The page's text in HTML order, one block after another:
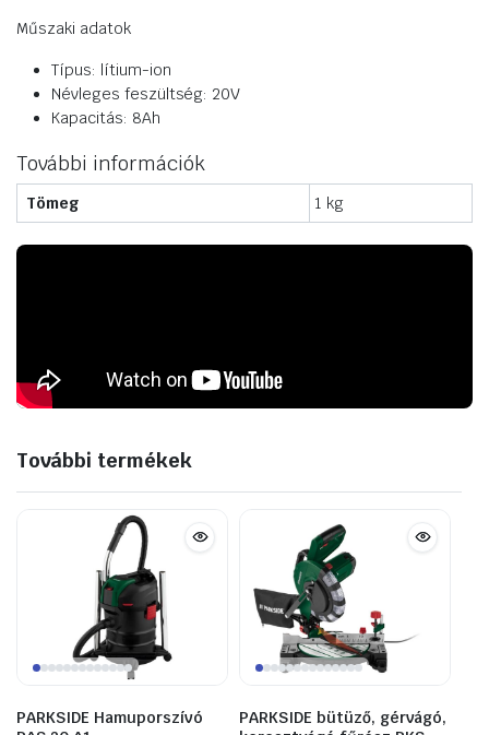
Műszaki adatok
Típus: lítium-ion
Névleges feszültség: 20V
Kapacitás: 8Ah
További információk
Tömeg 1 kg
További termékek
PARKSIDE Hamuporszívó
PARKSIDE bütüző, gérvágó,